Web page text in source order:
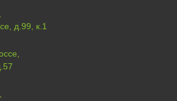
д.99, к.1